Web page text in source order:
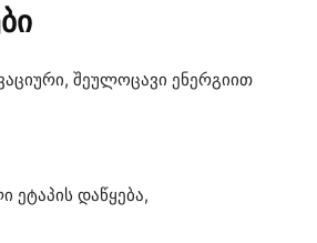
შეულოცავი ენერგიით
ეტაპის დაწყება,